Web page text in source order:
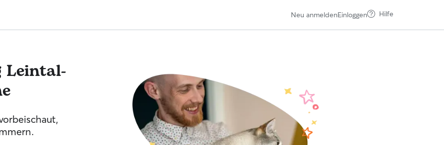
Neu anmeldenEinloggen Hilfe
Leintal-